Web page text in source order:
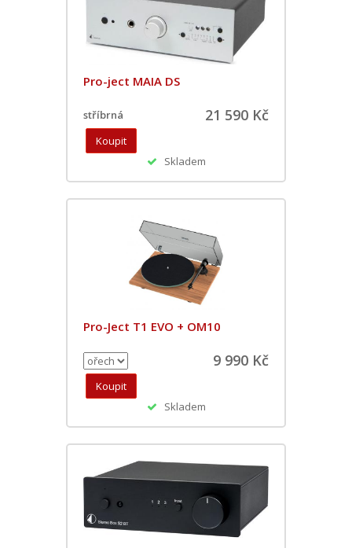
Pro-ject MAIA DS
stříbrná 21 590 Kč
Skladem
Pro-Ject T1 EVO + OM10
9 990 Kč
Skladem